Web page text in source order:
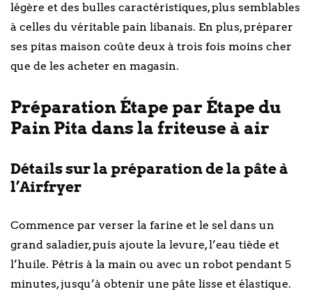
légère et des bulles caractéristiques, plus semblables
à celles du véritable pain libanais. En plus, préparer
ses pitas maison coûte deux à trois fois moins cher
que de les acheter en magasin.
Préparation Étape par Étape du
Pain Pita dans la friteuse à air
Détails sur la préparation de la pâte à
l’Airfryer
Commence par verser la farine et le sel dans un
grand saladier, puis ajoute la levure, l’eau tiède et
l’huile. Pétris à la main ou avec un robot pendant 5
minutes, jusqu’à obtenir une pâte lisse et élastique.